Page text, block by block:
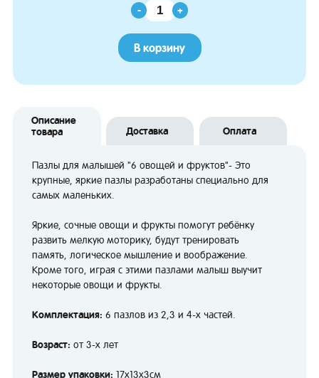
- +
В корзину
Описание
товара
Доставка Оплата
Пазлы для малышей "6 овощей и фруктов"- Это
крупные, яркие пазлы разработаны специально для
самых маленьких.
Яркие, сочные овощи и фрукты помогут ребёнку
развить мелкую моторику, будут тренировать
память, логическое мышление и воображение.
Кроме того, играя с этими пазлами малыш выучит
некоторые овощи и фрукты.
Комплектация: 6 пазлов из 2,3 и 4-х частей.
Возраст: от 3-х лет
Размер упаковки: 17х13х3см